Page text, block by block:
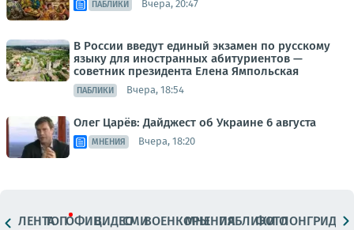
ПАБЛИКИ Вчера, 20:47
В России введут единый экзамен по русскому
языку для иностранных абитуриентов —
советник президента Елена Ямпольская
ПАБЛИКИ Вчера, 18:54
Олег Царёв: Дайджест об Украине 6 августа
МНЕНИЯ Вчера, 18:20
ЛЕНТАТОПОФИЦ.ВИДЕОСМИВОЕНКОРЫМНЕНИЯПАБЛИКИ
ФОТОЛОНГРИДЫ